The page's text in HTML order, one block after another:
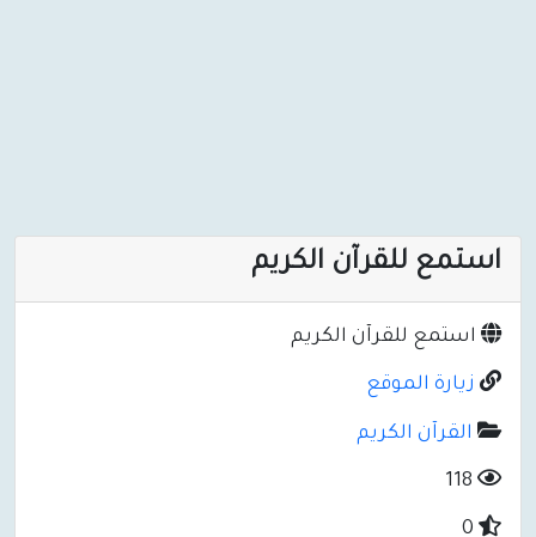
استمع للقرآن الكريم
استمع للقرآن الكريم
زيارة الموقع
القرآن الكريم